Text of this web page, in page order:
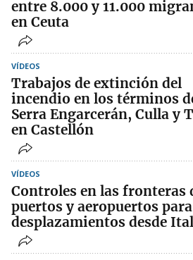
entre 8.000 y 11.000
en Ceuta
VÍDEOS
Trabajos de extinción del
incendio en los términos
Serra Engarcerán, Culla y
en Castellón
VÍDEOS
Controles en las fronteras
puertos y aeropuertos
desplazamientos desde